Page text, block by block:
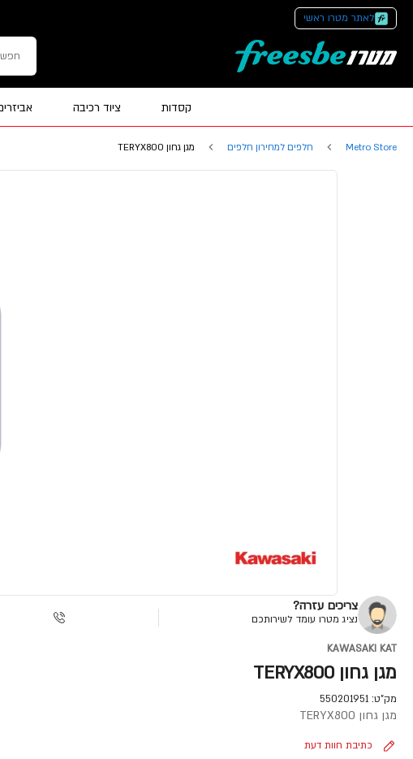
לאתר מטרו ראשי
קסדות ציוד רכיבה
Metro Store חלפים למחירון חלפים מגן גחון TERYX800
צריכים עזרה?
נציג מטרו עומד לשירותכם
KAWASAKI KAT
מגן גחון TERYX800
מק"ט: 550201951
מגן גחון TERYX800
כתיבת חוות דעת